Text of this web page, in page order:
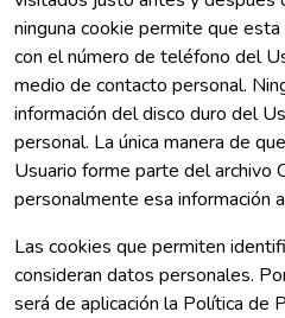
ninguna cookie permite que
con el número de teléfono del
medio de contacto personal.
información del disco duro del
personal. La única manera de
Usuario forme parte del archivo
personalmente esa información
Las cookies que permiten
consideran datos personales.
será de aplicación la Política de